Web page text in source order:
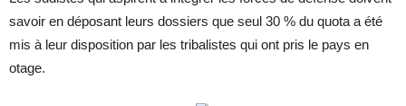
savoir en déposant leurs dossiers que seul 30 % du quota a été
mis à leur disposition par les tribalistes qui ont pris le pays en
otage.